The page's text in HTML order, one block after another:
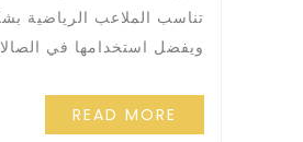
تناسب الملاعب الرياضية
ويفضل استخدامها في
READ MORE